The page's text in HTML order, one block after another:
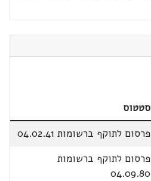
סטטוס
פרסום לתוקף ברשומות 04.02.41
פרסום לתוקף ברשומות
04.09.80